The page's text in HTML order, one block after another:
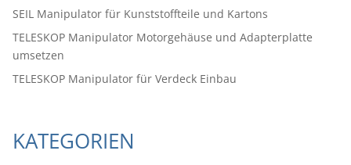
SEIL Manipulator für Kunststoffteile und Kartons
TELESKOP Manipulator Motorgehäuse und Adapterplatte
umsetzen
TELESKOP Manipulator für Verdeck Einbau
KATEGORIEN